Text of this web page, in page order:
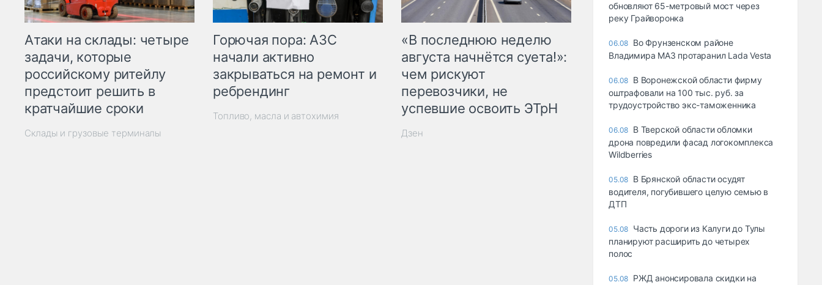
Атаки на склады: четыре
задачи, которые
российскому ритейлу
предстоит решить в
кратчайшие сроки
Склады и грузовые терминалы
Горючая пора: АЗС
начали активно
закрываться на ремонт и
ребрендинг
Топливо, масла и автохимия
«В последнюю неделю
августа начнётся суета!»:
чем рискуют
перевозчики, не
успевшие освоить ЭТрН
Дзен
обновляют 65-метровый мост через
реку Грайворонка
06.08 Во Фрунзенском районе
Владимира МАЗ протаранил Lada Vesta
06.08 В Воронежской области фирму
оштрафовали на 100 тыс. руб. за
трудоустройство экс-таможенника
06.08 В Тверской области обломки
дрона повредили фасад логокомплекса
Wildberries
05.08 В Брянской области осудят
водителя, погубившего целую семью в
ДТП
05.08 Часть дороги из Калуги до Тулы
планируют расширить до четырех
полос
05.08 РЖД анонсировала скидки на